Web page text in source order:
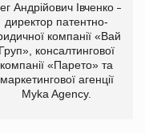
Андрійович Івченко —
директор патентно-
компанії «Вайз
Груп», консалтингової
компанії «Парето» та
маркетингової агенції
Myka Agency.